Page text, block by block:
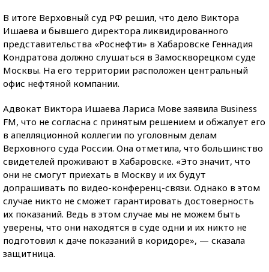
В итоге Верховный суд РФ решил, что дело Виктора
Ишаева и бывшего директора ликвидированного
представительства «Роснефти» в Хабаровске Геннадия
Кондратова должно слушаться в Замоскворецком суде
Москвы. На его территории расположен центральный
офис нефтяной компании.
Адвокат Виктора Ишаева Лариса Мове заявила Business
FM, что не согласна с принятым решением и обжалует его
в апелляционной коллегии по уголовным делам
Верховного суда России. Она отметила, что большинство
свидетелей проживают в Хабаровске. «Это значит, что
они не смогут приехать в Москву и их будут
допрашивать по видео-конференц-связи. Однако в этом
случае никто не сможет гарантировать достоверность
их показаний. Ведь в этом случае мы не можем быть
уверены, что они находятся в суде одни и их никто не
подготовил к даче показаний в коридоре», — сказала
защитница.